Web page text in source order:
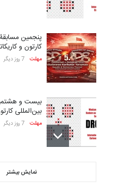
پنجمین
کارتون و
مهلت 7 روز دیگر
بیست و
بین‌المللی
مهلت 7 روز دیگر
کاریکاتور CIK Damad…
نمایش بیشتر